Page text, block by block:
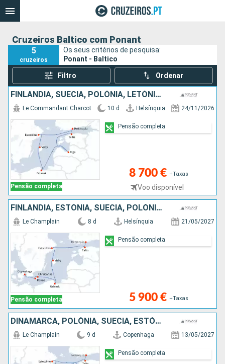
Cruzeiros Baltico com Ponant
5
cruzeiros
Os seus critérios de pesquisa:
Ponant - Baltico
Filtro Ordenar
FINLÂNDIA, SUÉCIA, POLÓNIA, LETÓNIA, ESTÓNIA
Pensão completa
Le Commandant Charcot 10 d Helsínquia 24/11/2026
8 700 € +Taxas
Voo disponível
Pensão completa
FINLÂNDIA, ESTÓNIA, SUÉCIA, POLÓNIA, DINAMARCA
Pensão completa
Le Champlain 8 d Helsínquia 21/05/2027
5 900 € +Taxas
Pensão completa
DINAMARCA, POLÓNIA, SUÉCIA, ESTÓNIA, FINLÂNDIA
Le Champlain 9 d Copenhaga 13/05/2027
Pensão completa